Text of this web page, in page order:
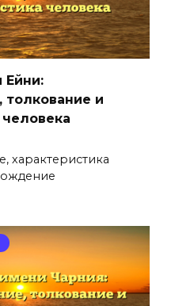
Ейни:
толкование и
характеристика